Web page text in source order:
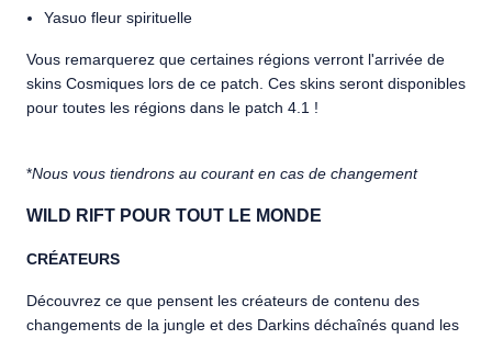
Yasuo fleur spirituelle
Vous remarquerez que certaines régions verront l'arrivée de
skins Cosmiques lors de ce patch. Ces skins seront disponibles
pour toutes les régions dans le patch 4.1 !
*Nous vous tiendrons au courant en cas de changement
WILD RIFT POUR TOUT LE MONDE
CRÉATEURS
Découvrez ce que pensent les créateurs de contenu des
changements de la jungle et des Darkins déchaînés quand les